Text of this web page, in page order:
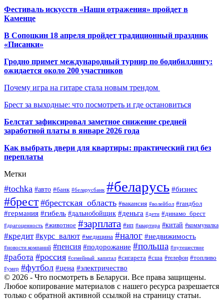
Фестиваль искусств «Наши отражения» пройдет в
Каменце
В Сопоцкин 18 апреля пройдет традиционный праздник
«Писанки»
Гродно примет международный турнир по бодибилдингу:
ожидается около 200 участников
Почему игра на гитаре стала новым трендом
Брест за выходные: что посмотреть и где остановиться
Белстат зафиксировал заметное снижение средней
заработной платы в январе 2026 года
Как выбрать двери для квартиры: практический гид без
переплаты
Метки
#tochka #авто #банк #беларусбанк #беларусь #бизнес
#брест #брестская_область #вакансия #волейбол #гандбол
#германия #гибель #дальнобойщик #деньга #дети #динамо_брест
#драгоценность #животное #зарплата #ип #квартира #китай #коммуналка
#кредит #курс_валют #медицина #налог #недвижимость
#новости компаний #пенсия #подорожание #польша #путешествие
#работа #россия #семейный_капитал #сигарета #сша #телефон #топливо
#умер #футбол #цена #электричество
© 2026 - Что посмотреть в Беларуси. Все права защищены.
Любое копирование материалов с нашего ресурса разрешается
только с обратной активной ссылкой на страницу статьи.